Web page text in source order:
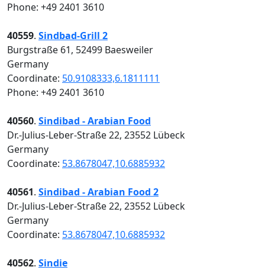
Phone: +49 2401 3610
40559. Sindbad-Grill 2
Burgstraße 61, 52499 Baesweiler
Germany
Coordinate: 50.9108333,6.1811111
Phone: +49 2401 3610
40560. Sindibad - Arabian Food
Dr.-Julius-Leber-Straße 22, 23552 Lübeck
Germany
Coordinate: 53.8678047,10.6885932
40561. Sindibad - Arabian Food 2
Dr.-Julius-Leber-Straße 22, 23552 Lübeck
Germany
Coordinate: 53.8678047,10.6885932
40562. Sindie